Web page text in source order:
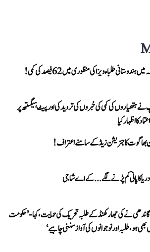
ہندوستانی طلباء ویزا کی منظوری میں 62 فیصد کی کمی!
ہتھیاروں کی کمی کی خبروں کی تردید کی اور پیٹ ہیگستھ پر
کا اظہار کیا
کا جنریشن زیڈ کے سامنے اعتراف!
کا پانی کم پڑنے لگے...کے اے شاجی
نے کی جھارکھنڈ کے طلبہ تحریک کی حمایت، کہا- ’حکومت
بھی ہو، طلبہ اور نوجوانوں کی آواز سننی چاہیے‘